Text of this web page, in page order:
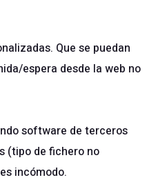
Que se puedan
espera desde la web no
software de terceros
(tipo de fichero no
incómodo.